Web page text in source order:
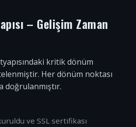
– Gelişim Zaman
kritik dönüm
Her dönüm noktası
doğrulanmıştır.
ve SSL sertifikası